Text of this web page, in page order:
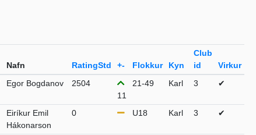
Nafn RatingStd +- Flokkur Kyn
Club
id
Virkur
Egor Bogdanov
2504
11
21-49 Karl 3 ✔
Eiríkur Emil
Hákonarson
0 U18 Karl 3 ✔